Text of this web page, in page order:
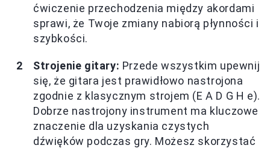
ćwiczenie przechodzenia między akordami
sprawi, że Twoje zmiany nabiorą płynności i
szybkości.
Strojenie gitary: Przede wszystkim upewnij
się, że gitara jest prawidłowo nastrojona
zgodnie z klasycznym strojem (E A D G H e).
Dobrze nastrojony instrument ma kluczowe
znaczenie dla uzyskania czystych
dźwięków podczas gry. Możesz skorzystać